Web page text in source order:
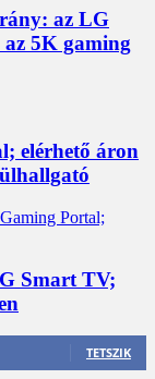
az LG
5K gaming
elérhető áron
Smart TV;
TETSZIK